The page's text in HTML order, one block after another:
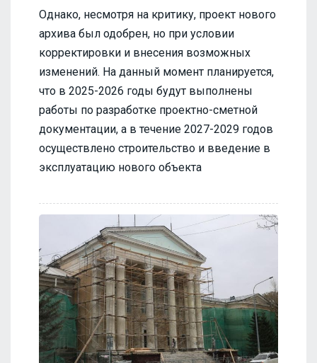
Однако, несмотря на критику, проект нового
архива был одобрен, но при условии
корректировки и внесения возможных
изменений. На данный момент планируется,
что в 2025-2026 годы будут выполнены
работы по разработке проектно-сметной
документации, а в течение 2027-2029 годов
осуществлено строительство и введение в
эксплуатацию нового объекта